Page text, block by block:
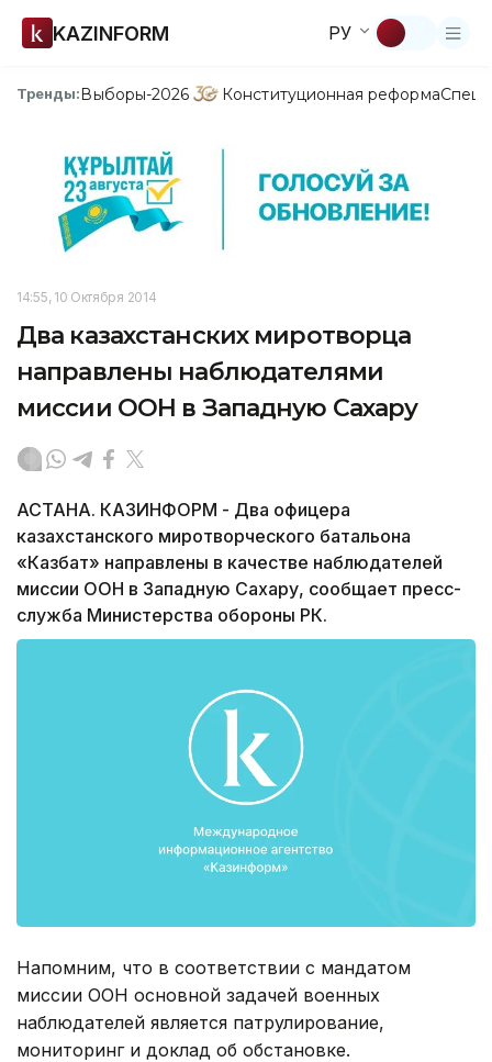
KAZINFORM РУ
Тренды:Выборы-2026 Конституционная реформа
14:55, 10 Октября 2014
Два казахстанских миротворца
направлены наблюдателями
миссии ООН в Западную Сахару
АСТАНА. КАЗИНФОРМ - Два офицера
казахстанского миротворческого батальона
«Казбат» направлены в качестве наблюдателей
миссии ООН в Западную Сахару, сообщает пресс-
служба Министерства обороны РК.
Напомним, что в соответствии с мандатом
миссии ООН основной задачей военных
наблюдателей является патрулирование,
мониторинг и доклад об обстановке.